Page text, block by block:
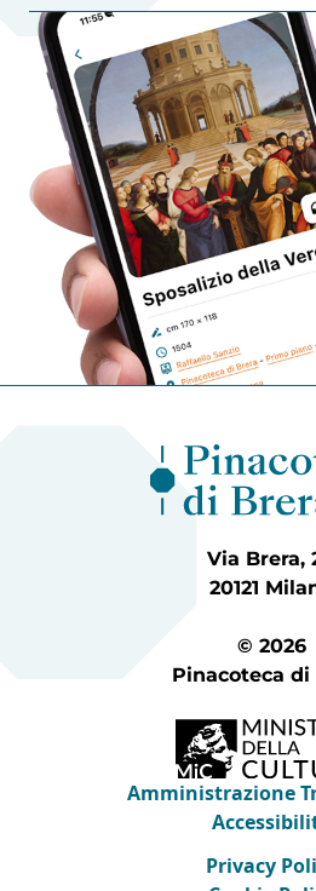
Via Brera,
20121
© 2026
Pinacoteca di
Amministrazione
Privacy